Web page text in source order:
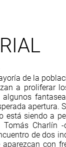
de la
a proliferar
apertura.
está siendo a
Tomás Charlín
de dos
con